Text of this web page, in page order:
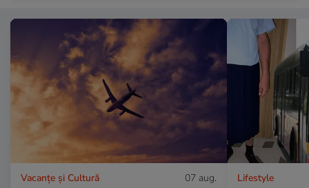
Vacanțe și Cultură 07 aug. Lifestyle